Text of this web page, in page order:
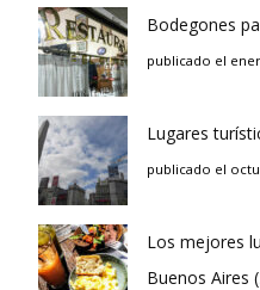
Bodegones
publicado el
Lugares
publicado el
Los mejores
Buenos Aires